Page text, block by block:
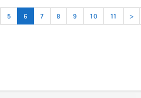
5 6 7 8 9 10 11 >